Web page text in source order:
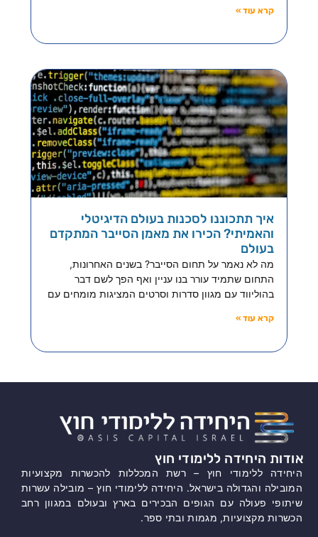
קרא עוד »
איך תתכוננו לסכנות בעולם הדיגיטלי
והאמיתי? הכירו את מאמן הסייבר המתקדם
בעולם
מה לא נאמר על תחום הסייבר? בשנים האחרונות,
התחום שתמיד עורר בנו עניין ואף הפך לשם דבר
בהוליווד עם מגוון סדרות וסרטים המציגות מומחים עם
קרא עוד »
אודות היחידה ללימודי חוץ
היחידה ללימודי חוץ – רשת המכללות להכשרות מקצועיות
המובילה והגדולה בישראל. היחידה ללימודי חוץ – מובילה עשרות
שיתופי פעולה עם הגופים הבכירים בארץ ובעולם במגוון רחב
הכשרות מקצועיות, מגמות ובתי ספר.